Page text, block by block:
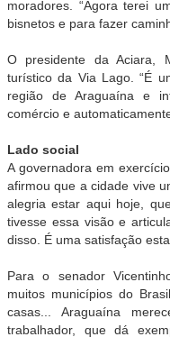
moradores. “Agora terei
bisnetos e para fazer
O presidente da Aciara,
turístico da Via Lago. “É
região de Araguaína e
comércio e
Lado social
A governadora em
afirmou que a cidade vive
alegria estar aqui hoje,
tivesse essa visão e
disso. É uma satisfação
Para o senador
muitos municípios do
casas... Araguaína
trabalhador, que dá